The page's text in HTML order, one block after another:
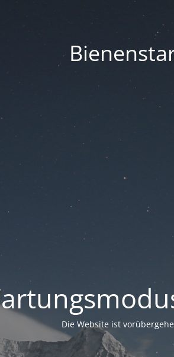
Die Website ist